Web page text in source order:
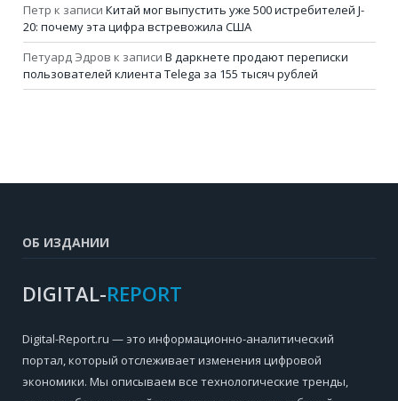
Петр к записи Китай мог выпустить уже 500 истребителей J-
20: почему эта цифра встревожила США
Петуард Эдров к записи В даркнете продают переписки
пользователей клиента Telega за 155 тысяч рублей
ОБ ИЗДАНИИ
DIGITAL-REPORT
Digital-Report.ru — это информационно-аналитический
портал, который отслеживает изменения цифровой
экономики. Мы описываем все технологические тренды,